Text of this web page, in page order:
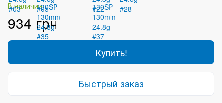
В наличии
934 грн
Купить!
Быстрый заказ